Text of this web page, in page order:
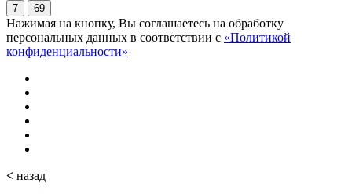
7 69
Нажимая на кнопку, Вы соглашаетесь на обработку
персональных данных в соответствии с «Политикой
конфиденциальности»
< назад